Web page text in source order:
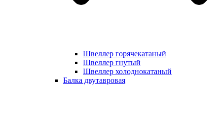
Швеллер горячекатаный
Швеллер гнутый
Швеллер холоднокатаный
Балка двутавровая